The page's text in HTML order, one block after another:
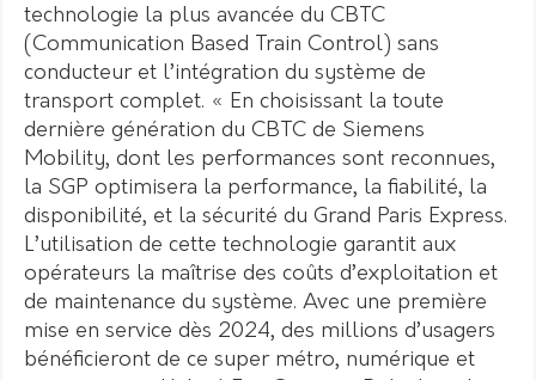
technologie la plus avancée du CBTC
(Communication Based Train Control) sans
conducteur et l’intégration du système de
transport complet. « En choisissant la toute
dernière génération du CBTC de Siemens
Mobility, dont les performances sont reconnues,
la SGP optimisera la performance, la fiabilité, la
disponibilité, et la sécurité du Grand Paris Express.
L’utilisation de cette technologie garantit aux
opérateurs la maîtrise des coûts d’exploitation et
de maintenance du système. Avec une première
mise en service dès 2024, des millions d’usagers
bénéficieront de ce super métro, numérique et